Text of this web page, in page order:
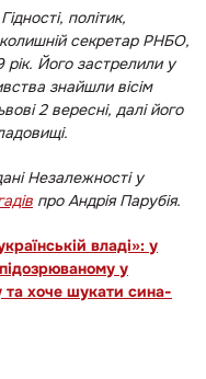
політик,
секретар РНБО,
рік. Його застрелили у
знайшли вісім
2 вересні, далі його
Незалежності у
про Андрія Парубія.
владі»: у
у
та хоче шукати сина-